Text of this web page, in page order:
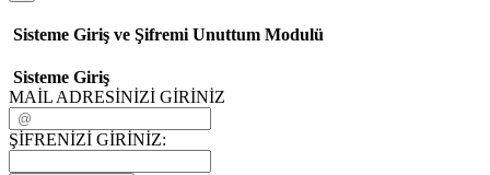
Sisteme Giriş ve Şifremi Unuttum Modulü
Sisteme Giriş
MAİL ADRESİNİZİ GİRİNİZ
ŞİFRENİZİ GİRİNİZ: